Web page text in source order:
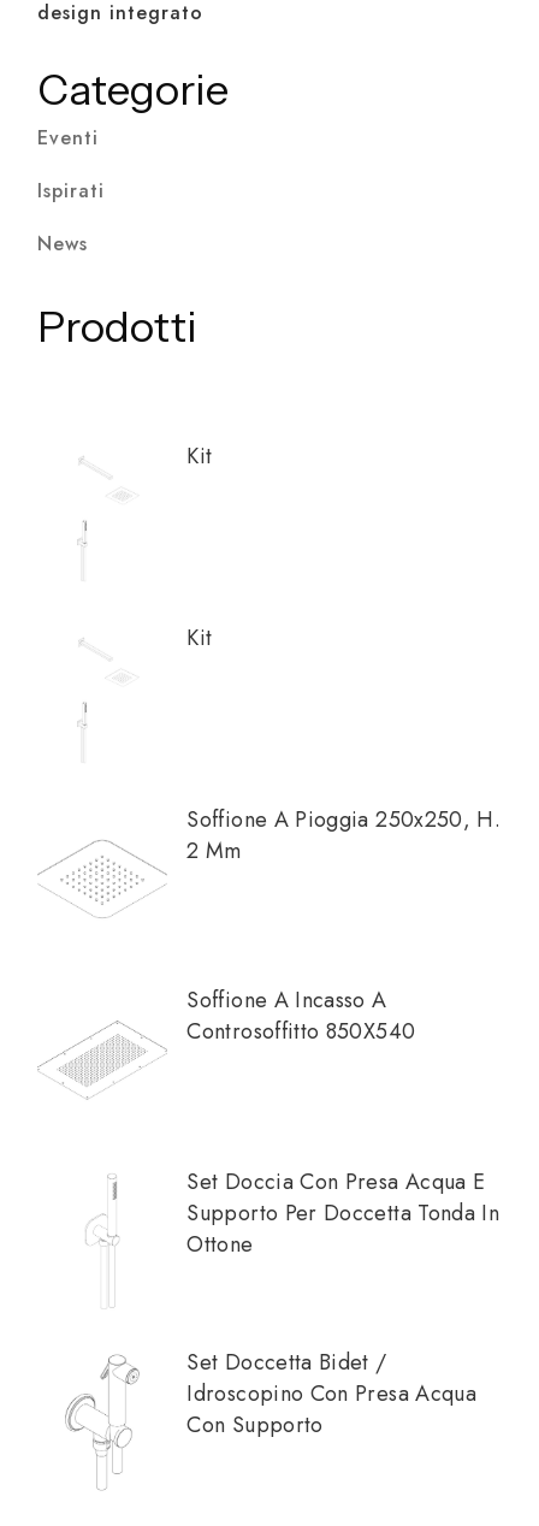
design integrato
Categorie
Eventi
Ispirati
News
Prodotti
Kit
Kit
Soffione A Pioggia 250x250, H.
2 Mm
Soffione A Incasso A
Controsoffitto 850X540
Set Doccia Con Presa Acqua E
Supporto Per Doccetta Tonda In
Ottone
Set Doccetta Bidet /
Idroscopino Con Presa Acqua
Con Supporto